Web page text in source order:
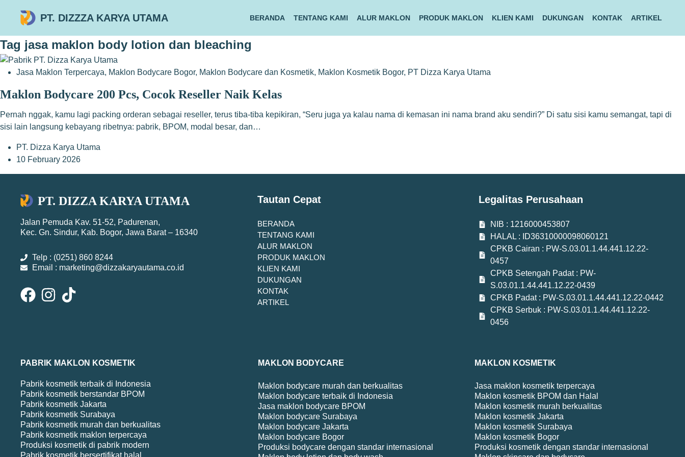
PT. DIZZZA KARYA UTAMA BERANDA TENTANG KAMI ALUR MAKLON PRODUK MAKLON KLIEN KAMI DUKUNGAN KONTAK ARTIKEL
Tag jasa maklon body lotion dan bleaching
Jasa Maklon Terpercaya, Maklon Bodycare Bogor, Maklon Bodycare dan Kosmetik, Maklon Kosmetik Bogor, PT Dizza Karya Utama
Maklon Bodycare 200 Pcs, Cocok Reseller Naik Kelas
Pernah nggak, kamu lagi packing orderan sebagai reseller, terus tiba-tiba kepikiran, “Seru juga ya kalau nama di kemasan ini nama brand aku sendiri?” Di satu sisi kamu semangat, tapi di
sisi lain langsung kebayang ribetnya: pabrik, BPOM, modal besar, dan…
PT. Dizza Karya Utama
10 February 2026
PT. DIZZA KARYA UTAMA
Jalan Pemuda Kav. 51-52, Padurenan,
Kec. Gn. Sindur, Kab. Bogor, Jawa Barat – 16340
Telp : (0251) 860 8244
Email : marketing@dizzakaryautama.co.id
Tautan Cepat
BERANDA
TENTANG KAMI
ALUR MAKLON
PRODUK MAKLON
KLIEN KAMI
DUKUNGAN
KONTAK
ARTIKEL
Legalitas Perusahaan
NIB : 1216000453807
HALAL : ID36310000098060121
CPKB Cairan : PW-S.03.01.1.44.441.12.22-
0457
CPKB Setengah Padat : PW-
S.03.01.1.44.441.12.22-0439
CPKB Padat : PW-S.03.01.1.44.441.12.22-0442
CPKB Serbuk : PW-S.03.01.1.44.441.12.22-
0456
PABRIK MAKLON KOSMETIK
Pabrik kosmetik terbaik di Indonesia
Pabrik kosmetik berstandar BPOM
Pabrik kosmetik Jakarta
Pabrik kosmetik Surabaya
Pabrik kosmetik murah dan berkualitas
Pabrik kosmetik maklon terpercaya
Produksi kosmetik di pabrik modern
Pabrik kosmetik bersertifikat halal
MAKLON BODYCARE
Maklon bodycare murah dan berkualitas
Maklon bodycare terbaik di Indonesia
Jasa maklon bodycare BPOM
Maklon bodycare Surabaya
Maklon bodycare Jakarta
Maklon bodycare Bogor
Produksi bodycare dengan standar internasional
MAKLON KOSMETIK
Jasa maklon kosmetik terpercaya
Maklon kosmetik BPOM dan Halal
Maklon kosmetik murah berkualitas
Maklon kosmetik Jakarta
Maklon kosmetik Surabaya
Maklon kosmetik Bogor
Produksi kosmetik dengan standar internasional